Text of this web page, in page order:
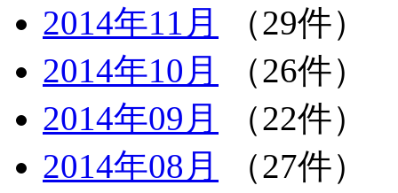
2014年11月
（29件）
2014年10月
（26件）
2014年09月
（22件）
2014年08月
（27件）